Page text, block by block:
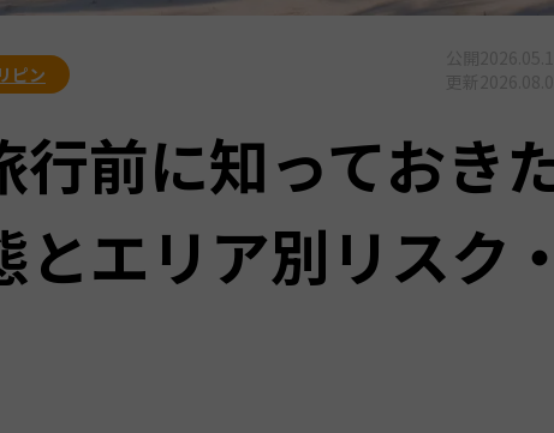
ピン
行前に知っておき
とエリア別リスク